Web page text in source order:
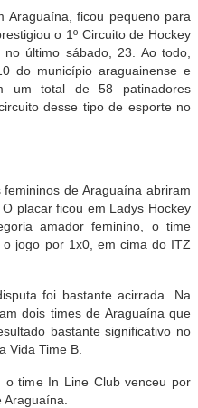
Araguaína, ficou pequeno para
o 1º Circuito de Hockey
último sábado, 23. Ao todo,
do município araguainense e
um total de 58 patinadores
desse tipo de esporte no
de Araguaína abriram
placar ficou em Ladys Hockey
amador feminino, o time
jogo por 1x0, em cima do ITZ
foi bastante acirrada. Na
dois times de Araguaína que
bastante significativo no
Vida Time B.
o time In Line Club venceu por